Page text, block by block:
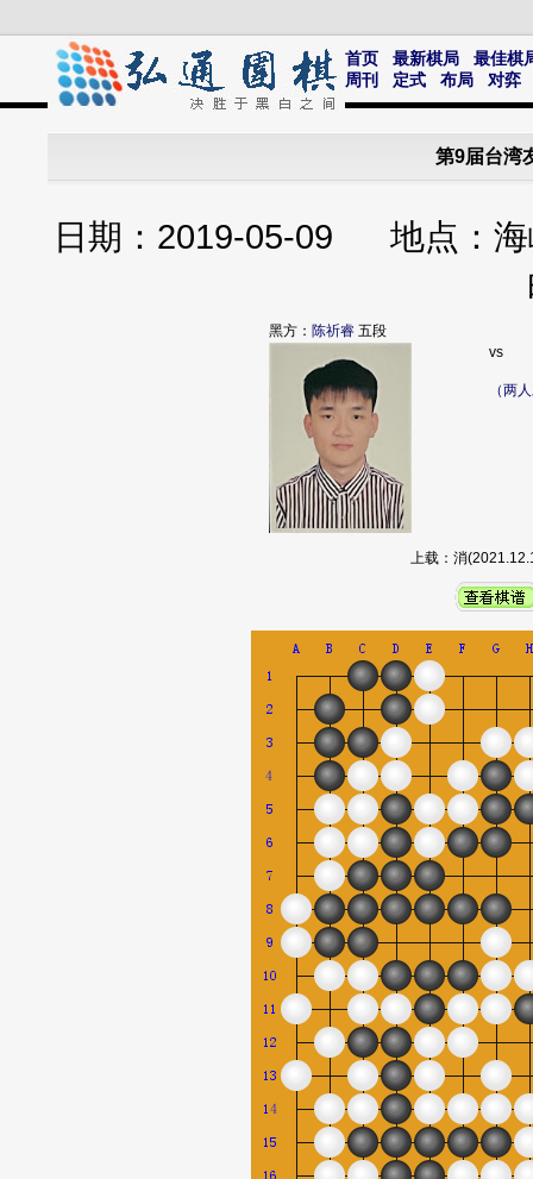
首页 最新棋局
最佳棋
周刊
定式 布局 对弈
第9届台湾
日期：2019-05-09 地点
黑方： 陈祈睿 五段
vs
（两
上载：消